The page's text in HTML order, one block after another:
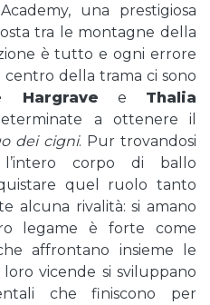
una prestigiosa
tra le montagne della
è tutto e ogni errore
della trama ci sono
Hargrave e Thalia
a ottenere il
dei cigni. Pur trovandosi
corpo di ballo
quel ruolo tanto
alcuna rivalità: si amano
legame è forte come
affrontano insieme le
vicende si sviluppano
che finiscono per